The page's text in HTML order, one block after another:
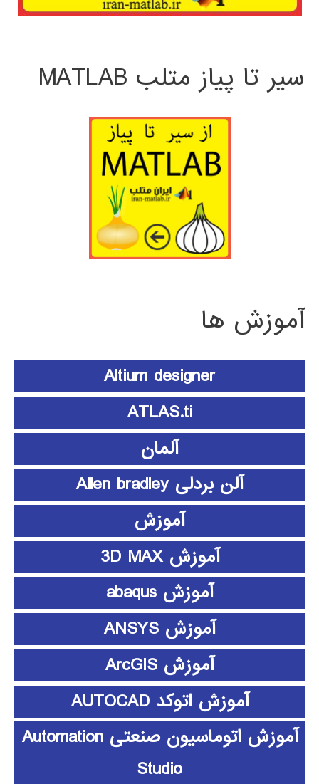
سیر تا پیاز متلب MATLAB
آموزش ها
Altium designer
ATLAS.ti
آلمان
آلن بردلی Allen bradley
آموزش
آموزش 3D MAX
آموزش abaqus
آموزش ANSYS
آموزش ArcGIS
آموزش اتوکد AUTOCAD
آموزش اتوماسیون صنعتی Automation
Studio